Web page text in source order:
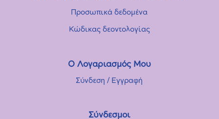
Προσωπικά δεδομένα
Κώδικας δεοντολογίας
Ο Λογαριασμός Μου
Σύνδεση / Εγγραφή
Σύνδεσμοι